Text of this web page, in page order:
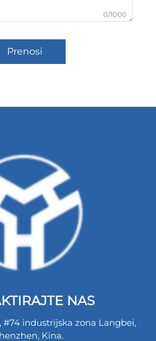
0/1000
Prenosi
NAS
#74 industrijska zona Langbei,
Kina.